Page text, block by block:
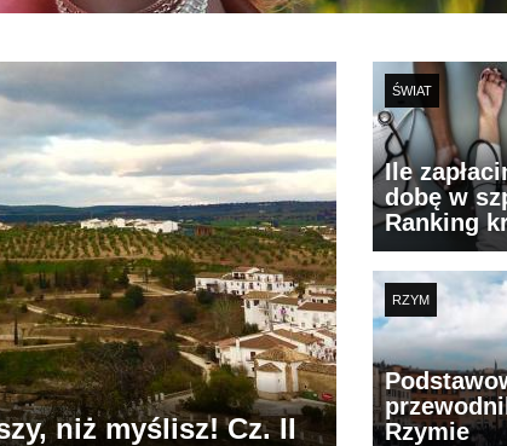
niż myślisz! Cz. II
ŚWIAT
Ile
dobę w
Ranking
RZYM
Rzymie